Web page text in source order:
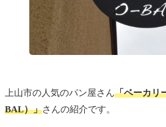
上山市の人気のパン屋さん「ベーカリ
BAL）」さんの紹介です。